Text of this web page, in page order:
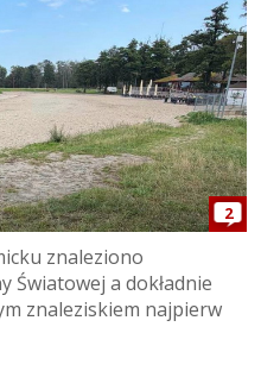
2
znaleziono
Światowej a dokładnie
znaleziskiem najpierw